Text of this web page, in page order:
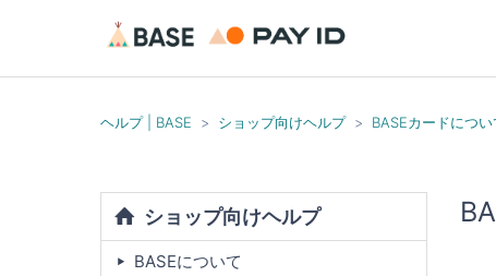
ヘルプ | BASE ショップ向けヘルプ BASEカードについ
ショップ向けヘルプ
BASEについて